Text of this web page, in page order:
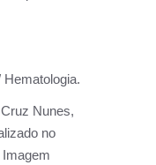
Hematologia.
Nunes,
no